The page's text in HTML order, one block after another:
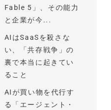
Fable 5」、その能力
と企業が今...
AIはSaaSを殺さな
い、「共存戦争」の
裏で本当に起きてい
ること
AIが買い物を代行す
る「エージェント・